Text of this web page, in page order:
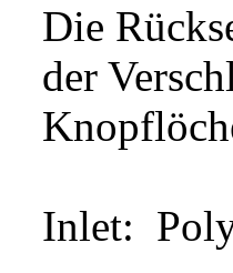
Die
der
Inlet: